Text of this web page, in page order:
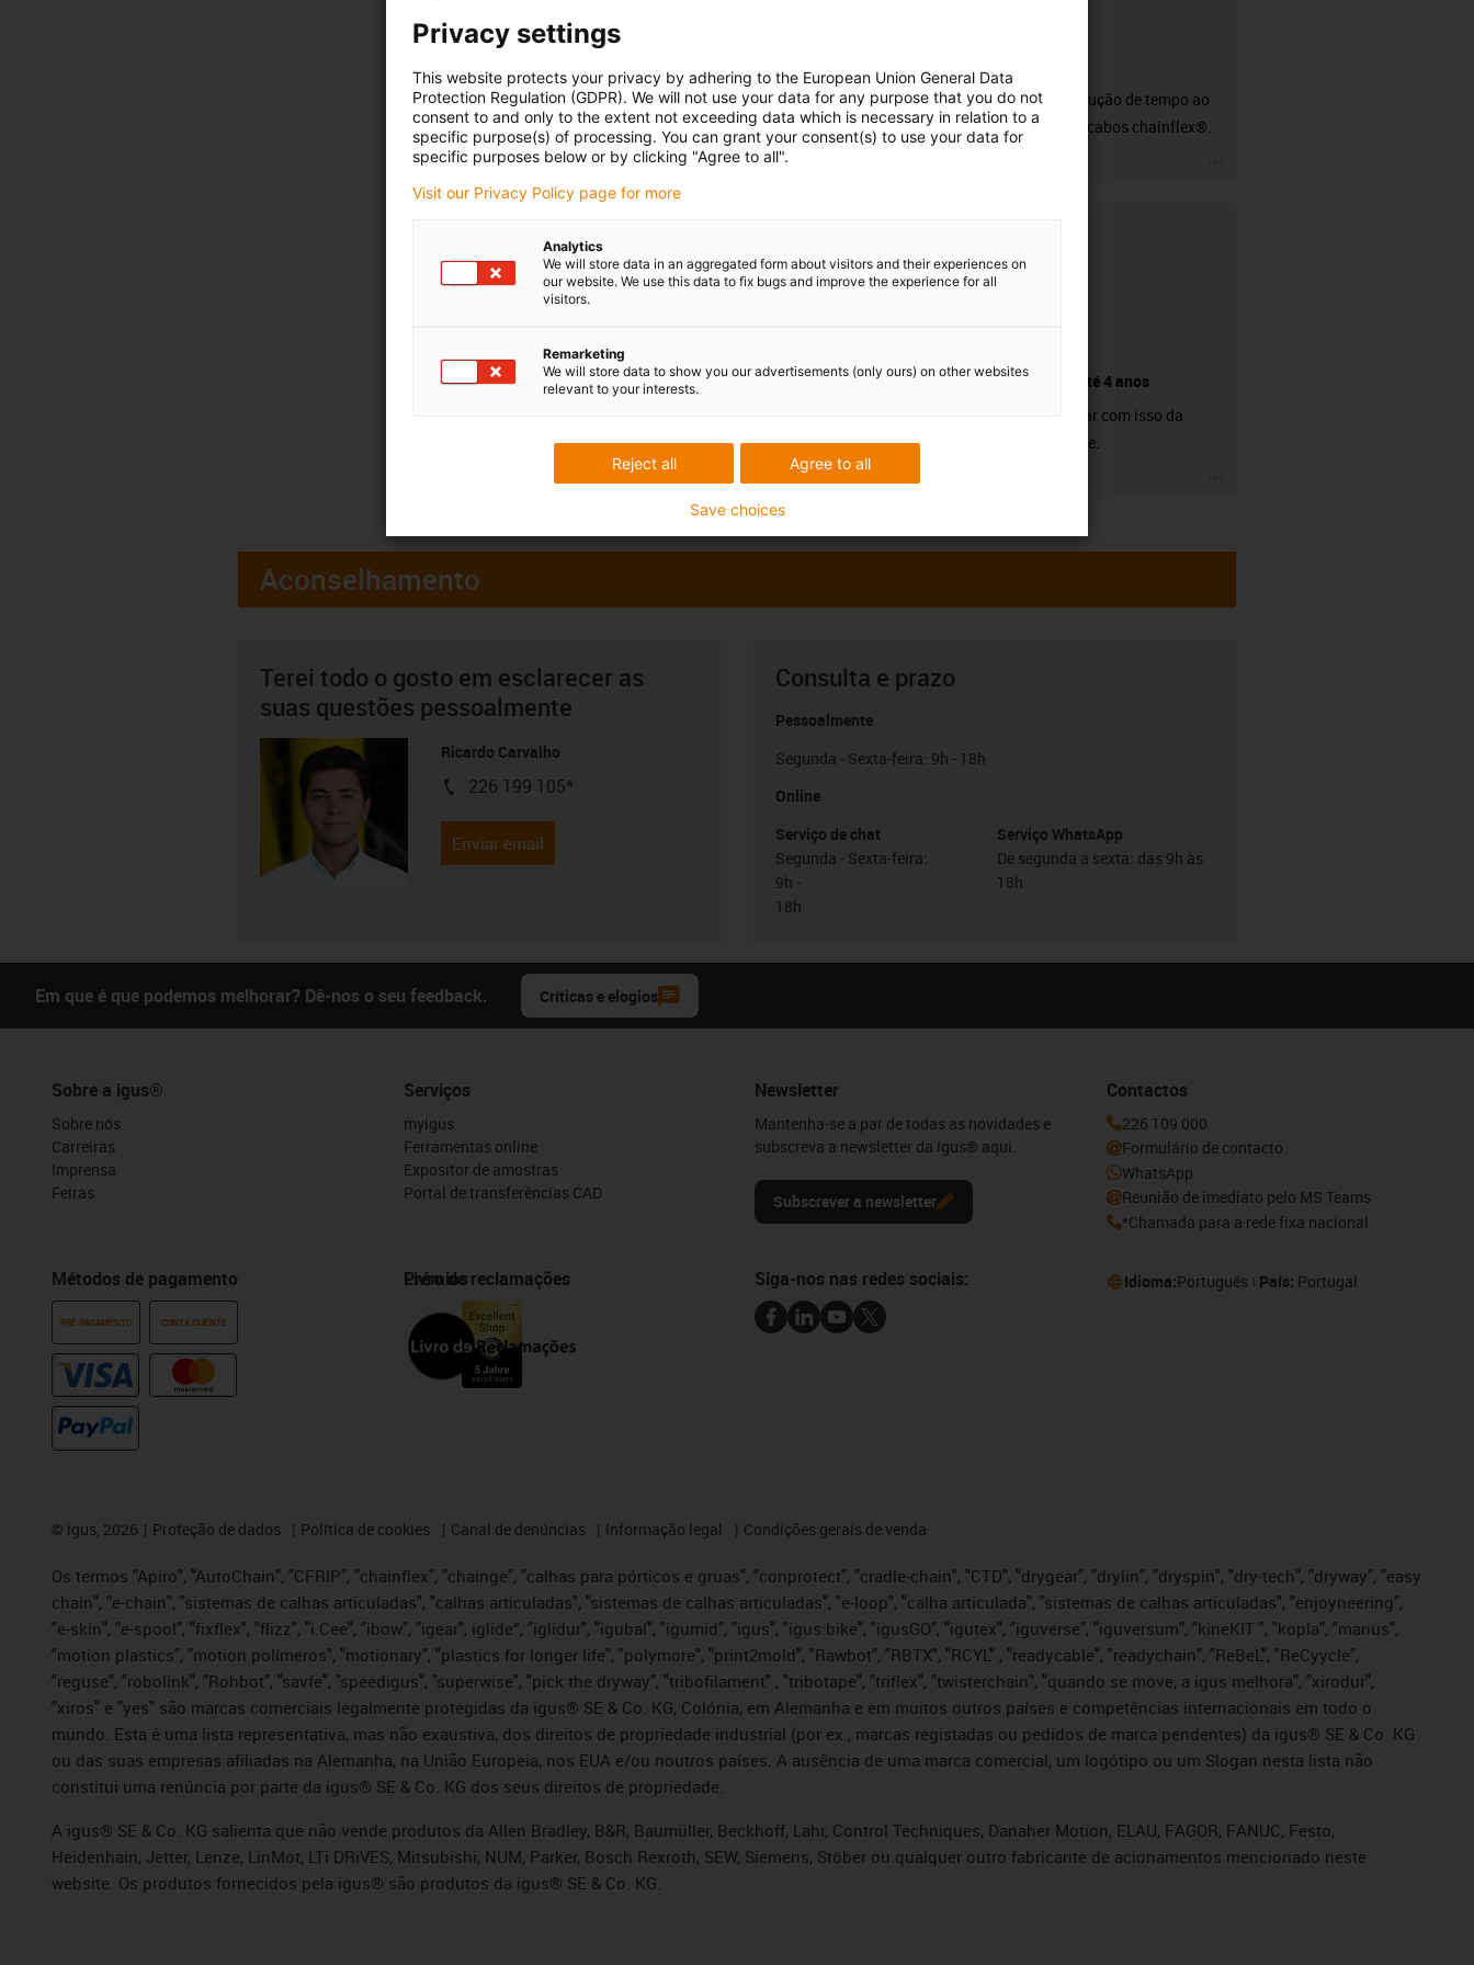
50% de redução de tempo ao
descarnar cabos chainflex®.
Garantia até 4 anos
Pode contar com isso da
nossa parte.
Aconselhamento
Terei todo o gosto em esclarecer as
suas questões pessoalmente
Ricardo Carvalho
igus-icon-phone
226 199 105*
Enviar email
Consulta e prazo
Pessoalmente
Segunda - Sexta-feira: 9h - 18h
Online
Serviço de chat
Segunda - Sexta-feira:
9h -
18h
Serviço WhatsApp
De segunda a sexta: das 9h às
18h
Em que é que podemos melhorar? Dê-nos o seu feedback. Críticas e elogios
Sobre a igus®
Sobre nós
Carreiras
Imprensa
Feiras
Métodos de pagamento
PRÉ-PAGAMENTO CONTA CLIENTE
Serviços
myigus
Ferramentas online
Expositor de amostras
Portal de transferências CAD
Prémios
Livro de reclamações
Newsletter
Mantenha-se a par de todas as novidades e
subscreva a newsletter da igus® aqui.
Subscrever a newsletter
Contactos
226 109 000
Formulário de contacto
WhatsApp
Reunião de imediato pelo MS Teams
*Chamada para a rede fixa nacional
Siga-nos nas redes sociais: Idioma:Português País: Portugal
© igus, 2026 Proteção de dados Política de cookies Canal de denúncias Informação legal Condições gerais de venda
Os termos "Apiro", "AutoChain", "CFRIP", "chainflex", "chainge", "calhas para pórticos e gruas", "conprotect", "cradle-chain", "CTD", "drygear", "drylin", "dryspin", "dry-tech", "dryway", "easy
chain", "e-chain", "sistemas de calhas articuladas", "calhas articuladas", "sistemas de calhas articuladas", "e-loop", "calha articulada", "sistemas de calhas articuladas", "enjoyneering",
"e-skin", "e-spool", "fixflex", "flizz", "i.Cee", "ibow", "igear", iglide”, "iglidur", "igubal", "igumid", "igus", "igus:bike", "igusGO", "igutex", "iguverse", "iguversum", "kineKIT ", "kopla", "manus",
"motion plastics", "motion polímeros", "motionary", "plastics for longer life", "polymore", "print2mold", "Rawbot", "RBTX", "RCYL" , "readycable", "readychain", "ReBeL", "ReCyycle",
"reguse", "robolink", "Rohbot", "savfe", "speedigus", "superwise", "pick the dryway", "tribofilament" , "tribotape", "triflex", "twisterchain", "quando se move, a igus melhora", "xirodur",
"xiros" e "yes" são marcas comerciais legalmente protegidas da igus® SE & Co. KG, Colónia, em Alemanha e em muitos outros países e competências internacionais em todo o
mundo. Esta é uma lista representativa, mas não exaustiva, dos direitos de propriedade industrial (por ex., marcas registadas ou pedidos de marca pendentes) da igus® SE & Co. KG
ou das suas empresas afiliadas na Alemanha, na União Europeia, nos EUA e/ou noutros países. A ausência de uma marca comercial, um logótipo ou um Slogan nesta lista não
constitui uma renúncia por parte da igus® SE & Co. KG dos seus direitos de propriedade.
A igus® SE & Co. KG salienta que não vende produtos da Allen Bradley, B&R, Baumüller, Beckhoff, Lahr, Control Techniques, Danaher Motion, ELAU, FAGOR, FANUC, Festo,
Heidenhain, Jetter, Lenze, LinMot, LTi DRiVES, Mitsubishi, NUM, Parker, Bosch Rexroth, SEW, Siemens, Stöber ou qualquer outro fabricante de acionamentos mencionado neste
website. Os produtos fornecidos pela igus® são produtos da igus® SE & Co. KG.
Privacy settings
This website protects your privacy by adhering to the European Union General Data
Protection Regulation (GDPR). We will not use your data for any purpose that you do not
consent to and only to the extent not exceeding data which is necessary in relation to a
specific purpose(s) of processing. You can grant your consent(s) to use your data for
specific purposes below or by clicking "Agree to all".
Visit our Privacy Policy page for more
Analytics
We will store data in an aggregated form about visitors and their experiences on
our website. We use this data to fix bugs and improve the experience for all
visitors.
Remarketing
We will store data to show you our advertisements (only ours) on other websites
relevant to your interests.
Agree to all
Reject all
Save choices